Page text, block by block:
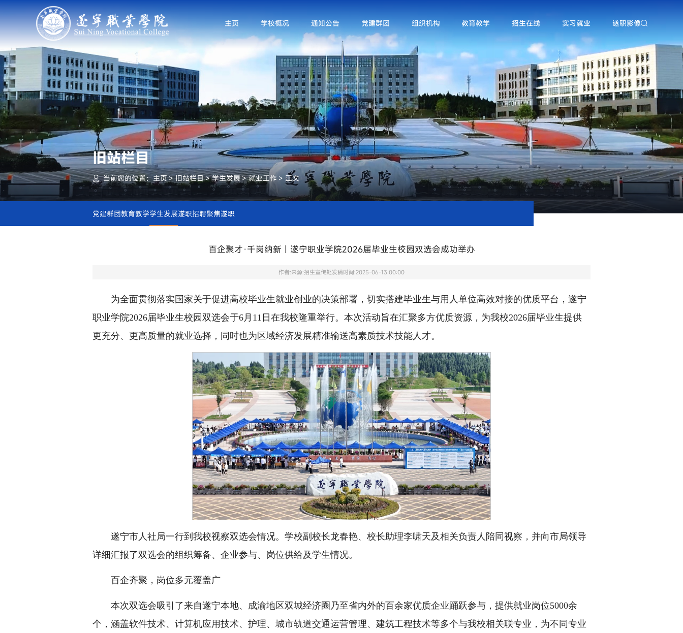
主页 学校概况 通知公告 党建群团 组织机构 教育教学 招生在线 实习就业 遂职影像
旧站栏目
当前您的位置：主页>旧站栏目>学生发展>就业工作 > 正文
党建群团教育教学学生发展遂职招聘聚焦遂职
百企聚才·千岗纳新｜遂宁职业学院2026届毕业生校园双选会成功举办
作者:来源:招生宣传处发稿时间:2025-06-13 00:00
为全面贯彻落实国家关于促进高校毕业生就业创业的决策部署，切实搭建毕业生与用人单位高效对接的优质平台，遂宁
职业学院2026届毕业生校园双选会于6月11日在我校隆重举行。本次活动旨在汇聚多方优质资源，为我校2026届毕业生提供
更充分、更高质量的就业选择，同时也为区域经济发展精准输送高素质技术技能人才。
遂宁市人社局一行到我校视察双选会情况。学校副校长龙春艳、校长助理李啸天及相关负责人陪同视察，并向市局领导
详细汇报了双选会的组织筹备、企业参与、岗位供给及学生情况。
百企齐聚，岗位多元覆盖广
本次双选会吸引了来自遂宁本地、成渝地区双城经济圈乃至省内外的百余家优质企业踊跃参与，提供就业岗位5000余
个，涵盖软件技术、计算机应用技术、护理、城市轨道交通运营管理、建筑工程技术等多个与我校相关联专业，为不同专业